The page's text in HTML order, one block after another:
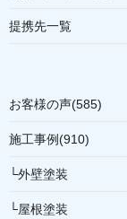
提携先一覧
お客様の声(585)
施工事例(910)
└外壁塗装
└屋根塗装